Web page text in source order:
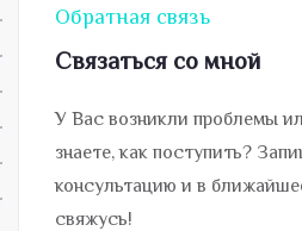
Обратная связь
Связаться со мной
У Вас возникли проблемы
знаете, как поступить?
консультацию и в
свяжусь!